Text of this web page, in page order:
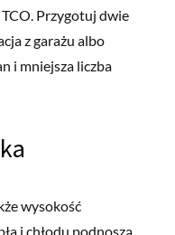
Przygotuj dwie
z garażu albo
i mniejsza liczba
wysokość
i chłodu podnoszą